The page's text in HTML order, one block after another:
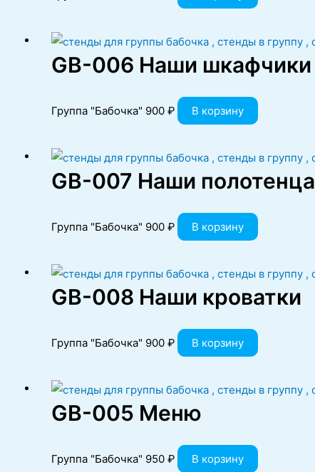
GB-006 Наши шкафчики
Группа "Бабочка" 900 ₽ В корзину
GB-007 Наши полотенца
Группа "Бабочка" 900 ₽ В корзину
GB-008 Наши кроватки
Группа "Бабочка" 900 ₽ В корзину
GB-005 Меню
Группа "Бабочка" 950 ₽ В корзину